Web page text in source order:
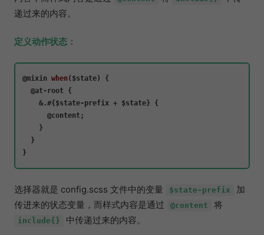
递过来的内容。
定义动作状态：
@mixin when( $state) {
  @at-root {
    &.#{$state-prefix + $state} {
      @content;
    }
  }
选择器就是 config.scss 文件中的变量 $state-prefix
加
传进来的状态变量，而样式内容是通过
@content 将
include{} 中传递过来的内容。